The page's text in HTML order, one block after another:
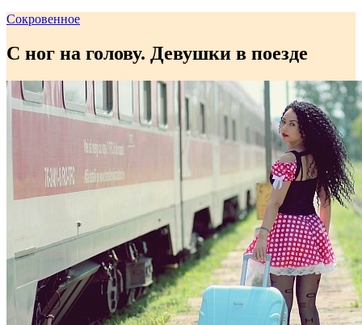
Сокровенное
С ног на голову. Девушки в поезде